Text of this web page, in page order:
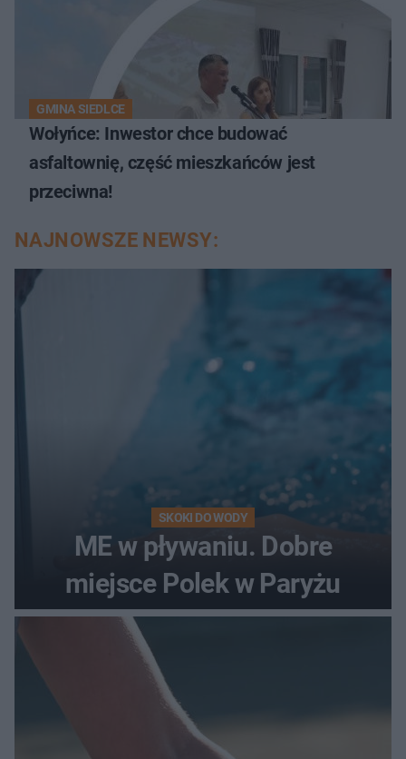
GMINA SIEDLCE
Wołyńce: Inwestor chce budować
asfaltownię, część mieszkańców jest
przeciwna!
NAJNOWSZE NEWSY:
SKOKI DO WODY
ME w pływaniu. Dobre
miejsce Polek w Paryżu